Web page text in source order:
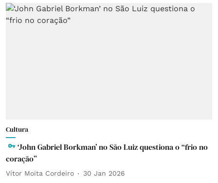
Cultura
‘John Gabriel Borkman’ no São Luiz questiona o “frio no
coração”
Vítor Moita Cordeiro 30 Jan 2026